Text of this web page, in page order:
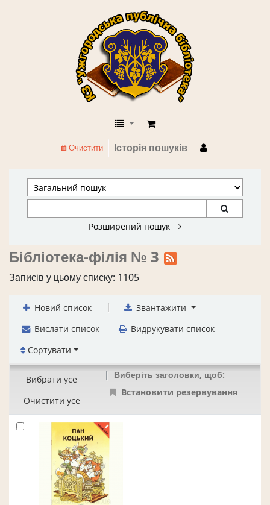
КЗ "Ужгородська публічна
Історія пошуків
Очистити
Розширений пошук
Бібліотека-філія № 3
Записів у цьому списку: 1105
Новий список |
Звантажити
Вислати список
Видрукувати список
Сортувати
Вибрати усе
Очистити усе
Виберіть заголовки, щоб:
Встановити резервування